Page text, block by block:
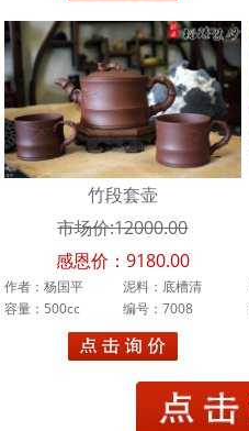
李娅
於成安
陆新君
王文娟
冯建平
蒋利平
竹段套壶
市场价:12000.00
感恩价：9180.00
作者：杨国平
泥料：底槽清
容量：500cc
编号：7008